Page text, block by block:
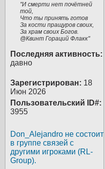
"И смерти нет почётней
той,
Что ты принять готов
За кости пращуров своих,
За храм своих Богов.
@Квинт Гораций Флакк"
Последняя активность:
давно
Зарегистрирован: 18
Июн 2026
Пользовательский ID#:
3955
Don_Alejandro не состоит
в группе связей с
другими игроками (RL-
Group).